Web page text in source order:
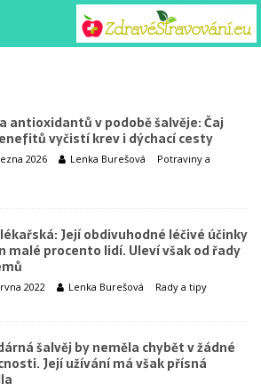
antioxidantů v podobě šalvěje: Čaj
vyčistí krev i dýchací cesty
2026 Lenka Burešová
Potraviny a
Její obdivuhodné léčivé účinky
malé procento lidí. Uleví však od řady
2022 Lenka Burešová Rady a tipy
šalvěj by neměla chybět v žádné
Její užívání má však přísná